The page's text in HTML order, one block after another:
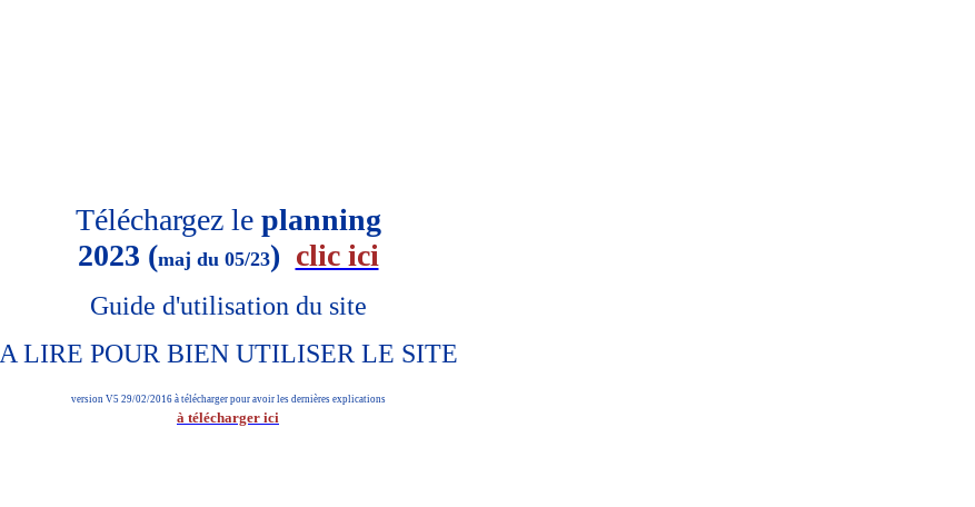
Téléchargez le planning
2023 (maj du 05/23) clic ici
Guide d'utilisation du site
A LIRE POUR BIEN UTILISER LE SITE
version V5 29/02/2016 à télécharger pour avoir les dernières explications
à télécharger ici